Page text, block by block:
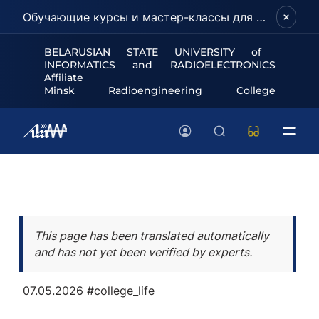
Обучающие курсы и мастер-классы для школьников и абитуриентов!
BELARUSIAN STATE UNIVERSITY of
INFORMATICS and RADIOELECTRONICS
Affiliate
Minsk Radioengineering College
This page has been translated automatically
and has not yet been verified by experts.
07.05.2026 #college_life